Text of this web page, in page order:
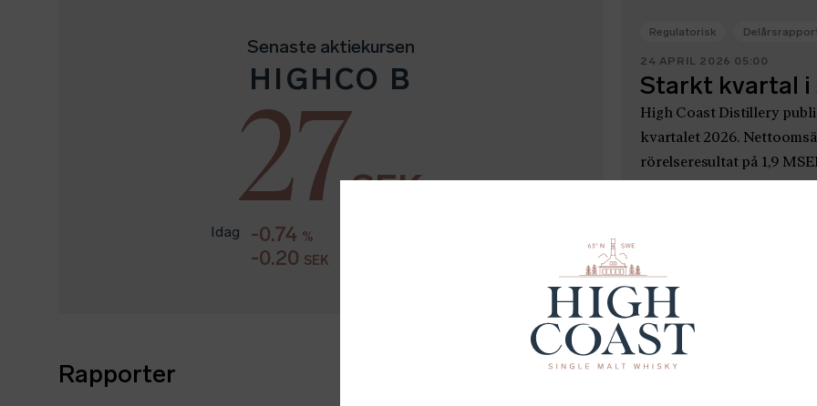
Senaste aktiekursen
HIGHCO B
27SEK
Idag -0.74 %
-0.20 SEK
Rapporter SE ALLA →
Regulatorisk
24 APRIL 2026 05:00
Starkt kvartal i
High Coast Distillery
kvartalet 2026.
rörelseresultat på 1,9
Regulatorisk
22 APRIL 2026 09:35
Kommuniké
Distillery AB
High Coast Distillery AB